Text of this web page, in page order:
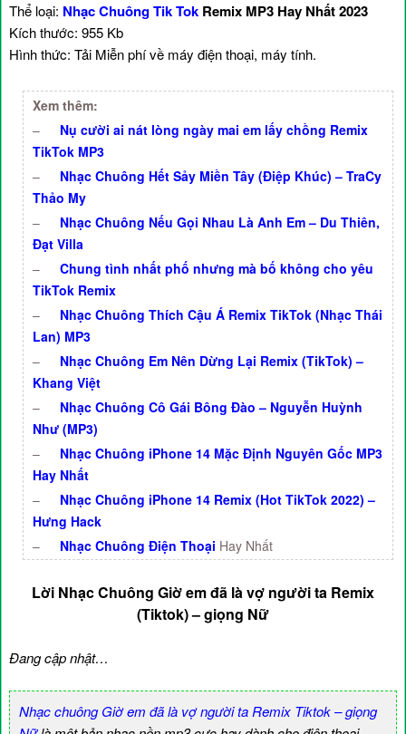
Thể loại: Nhạc Chuông Tik Tok Remix MP3 Hay Nhất 2023
Kích thước: 955 Kb
Hình thức: Tải Miễn phí về máy điện thoại, máy tính.
Xem thêm:
–
Nụ cười ai nát lòng ngày mai em lấy chồng Remix
TikTok MP3
–
Nhạc Chuông Hết Sảy Miền Tây (Điệp Khúc) – TraCy
Thảo My
–
Nhạc Chuông Nếu Gọi Nhau Là Anh Em – Du Thiên,
Đạt Villa
–
Chung tình nhất phố nhưng mà bố không cho yêu
TikTok Remix
–
Nhạc Chuông Thích Cậu Á Remix TikTok (Nhạc Thái
Lan) MP3
–
Nhạc Chuông Em Nên Dừng Lại Remix (TikTok) –
Khang Việt
–
Nhạc Chuông Cô Gái Bông Đào – Nguyễn Huỳnh
Như (MP3)
–
Nhạc Chuông iPhone 14 Mặc Định Nguyên Gốc MP3
Hay Nhất
–
Nhạc Chuông iPhone 14 Remix (Hot TikTok 2022) –
Hưng Hack
–
Nhạc Chuông Điện Thoại Hay Nhất
Lời Nhạc Chuông Giờ em đã là vợ người ta Remix
(Tiktok) – giọng Nữ
Đang cập nhật…
Nhạc chuông Giờ em đã là vợ người ta Remix Tiktok – giọng